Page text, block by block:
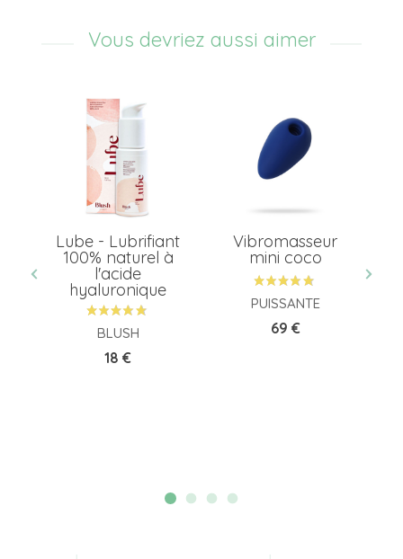
Vous devriez aussi aimer
Lube - Lubrifiant
100% naturel à
l'acide
hyaluronique
BLUSH
Prix
18 €
Vibromasseur
mini coco
PUISSANTE
Prix
69 €